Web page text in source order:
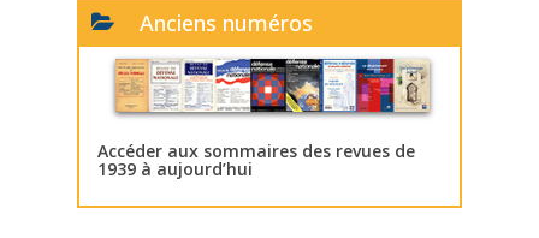
Anciens numéros
Accéder aux sommaires des revues de
1939 à aujourd’hui